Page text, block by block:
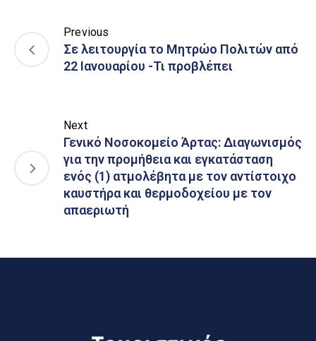
Previous
Σε λειτουργία το Μητρώο Πολιτών από
22 Ιανουαρίου -Τι προβλέπει
Next
Γενικό Νοσοκομείο Άρτας: Διαγωνισμός
για την προμήθεια και εγκατάσταση
ενός (1) ατμολέβητα με τον αντίστοιχο
καυστήρα και θερμοδοχείου με τον
απαεριωτή